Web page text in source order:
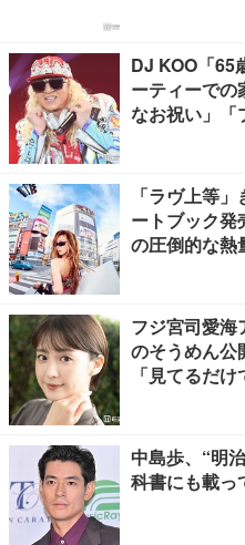
DJ KOO「65
ーティーでの
なお祝い」「
「ラヴ上等
ートブック発
の圧倒的な熱
フジ宮司愛海
のそうめん公
「見てるだ
中島歩、“明
科書にも載っ